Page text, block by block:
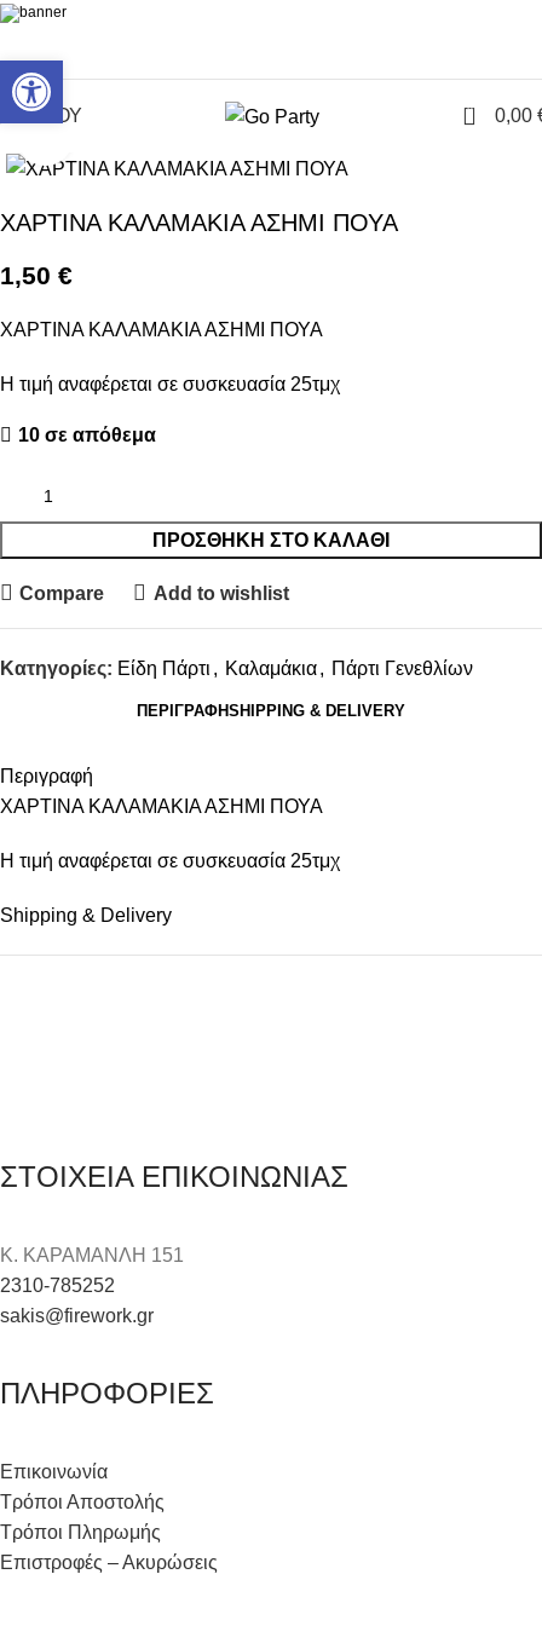
ΜΕΝΟΥ 0 0,00
ΧΑΡΤΙΝΑ ΚΑΛΑΜΑΚΙΑ ΑΣΗΜΙ ΠΟΥΑ
1,50 €
ΧΑΡΤΙΝΑ ΚΑΛΑΜΑΚΙΑ ΑΣΗΜΙ ΠΟΥΑ
Η τιμή αναφέρεται σε συσκευασία 25τμχ
10 σε απόθεμα
ΠΡΟΣΘΉΚΗ ΣΤΟ ΚΑΛΆΘΙ
Compare Add to wishlist
Κατηγορίες: Είδη Πάρτι , Καλαμάκια, Πάρτι Γενεθλίων
ΠΕΡΙΓΡΑΦΉSHIPPING & DELIVERY
Περιγραφή
ΧΑΡΤΙΝΑ ΚΑΛΑΜΑΚΙΑ ΑΣΗΜΙ ΠΟΥΑ
Η τιμή αναφέρεται σε συσκευασία 25τμχ
Shipping & Delivery
ΣΤΟΙΧΕΙΑ ΕΠΙΚΟΙΝΩΝΙΑΣ
Κ. ΚΑΡΑΜΑΝΛΗ 151
2310-785252
sakis@firework.gr
ΠΛΗΡΟΦΟΡΙΕΣ
Επικοινωνία
Τρόποι Αποστολής
Τρόποι Πληρωμής
Επιστροφές – Ακυρώσεις
Ανοίξτε τη γραμμή εργαλείων